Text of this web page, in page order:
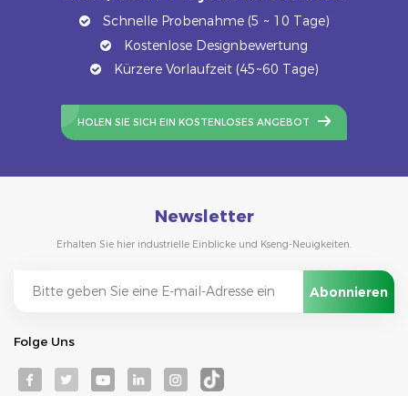
Schnelle Probenahme (5 ~ 10 Tage)
Kostenlose Designbewertung
Kürzere Vorlaufzeit (45~60 Tage)
HOLEN SIE SICH EIN KOSTENLOSES ANGEBOT
Newsletter
Erhalten Sie hier industrielle Einblicke und Kseng-Neuigkeiten.
Folge Uns